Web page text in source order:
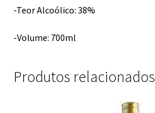
-Teor Alcoólico: 38%
-Volume: 700ml
Produtos relacionados